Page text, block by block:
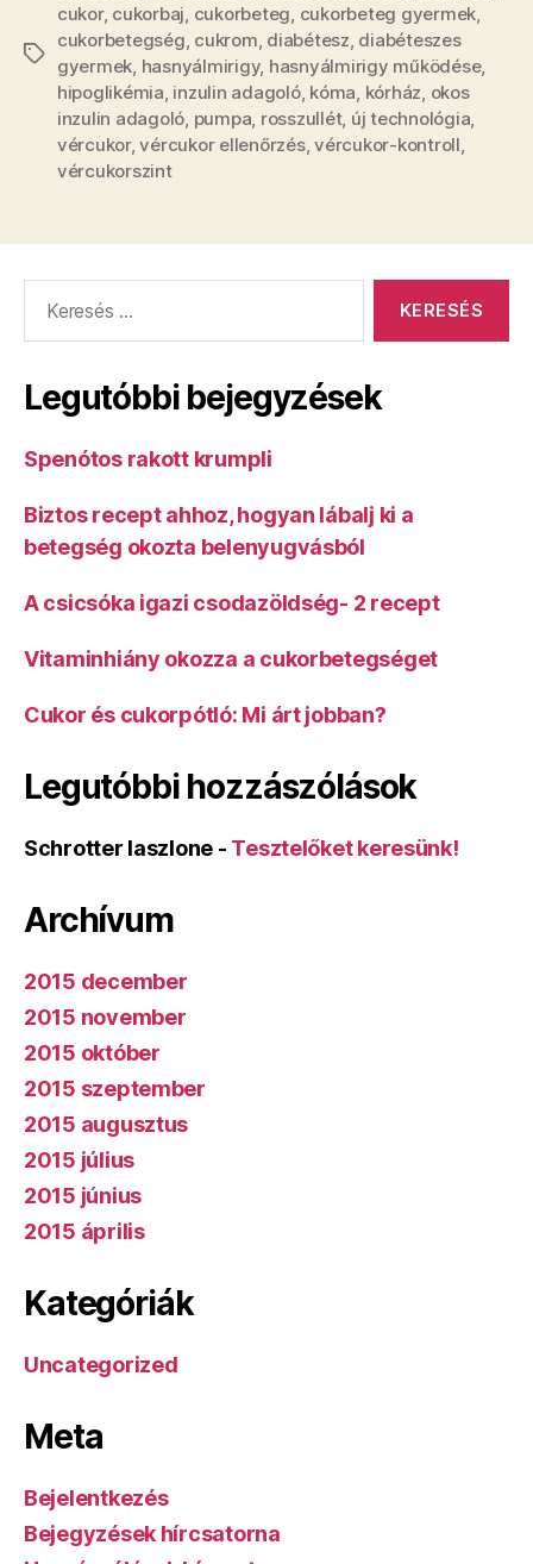
Címkék
cukor, cukorbaj cukorbeteg cukorbeteg gyermek
cukorbetegség cukrom diabétesz diabéteszes
gyermek hasnyálmirigy, hasnyálmirigy működése,
hipoglikémia inzulin adagoló, kóma kórház okos
inzulin adagoló pumpa rosszullét, új technológia
vércukor,vércukor ellenőrzés,vércukor-kontroll
vércukorszint
Legutóbbi bejegyzések
Spenótos rakott krumpli
Biztos recept ahhoz, hogyan lábalj ki a
betegség okozta belenyugvásból
A csicsóka igazi csodazöldség- 2 recept
Vitaminhiány okozza a cukorbetegséget
Cukor és cukorpótló: Mi árt jobban?
Legutóbbi hozzászólások
Schrotter laszlone - Tesztelőket keresünk!
Archívum
2015 december
2015 november
2015 október
2015 szeptember
2015 augusztus
2015 július
2015 június
2015 április
Kategóriák
Uncategorized
Meta
Bejelentkezés
Bejegyzések hírcsatorna